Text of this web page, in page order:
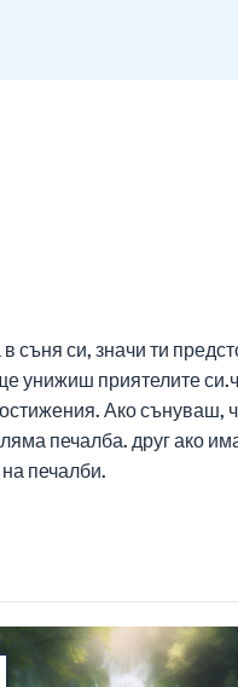
си, значи ти
унижиш приятелите
Ако сънуваш,
печалба. друг ако
печалби.